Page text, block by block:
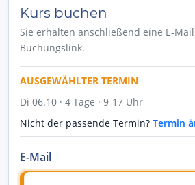
Kurs buchen
Sie erhalten anschließend eine E-
Buchungslink.
AUSGEWÄHLTER TERMIN
Di 06.10 · 4 Tage · 9-17 Uhr
Nicht der passende Termin? Termin
E-Mail